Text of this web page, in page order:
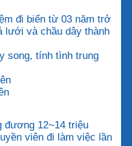
đi biển từ 03 năm trở
lưới và chầu dây thành
song, tính tình trung
đương 12~14 triệu
viên đi làm việc lần